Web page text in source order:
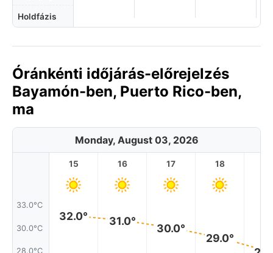
Holdfázis
Óránkénti időjárás-előrejelzés
Bayamón-ben, Puerto Rico-ben,
ma
Monday, August 03, 2026
33.0°C
30.0°C
28.0°C
15
32.0°
16
31.0°
17
30.0°
18
29.0°